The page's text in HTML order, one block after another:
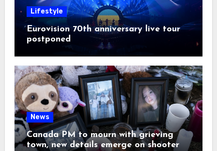
Lifestyle
Eurovision 70th anniversary live tour
postponed
News
Canada PM to mourn with grieving
town, new details emerge on shooter